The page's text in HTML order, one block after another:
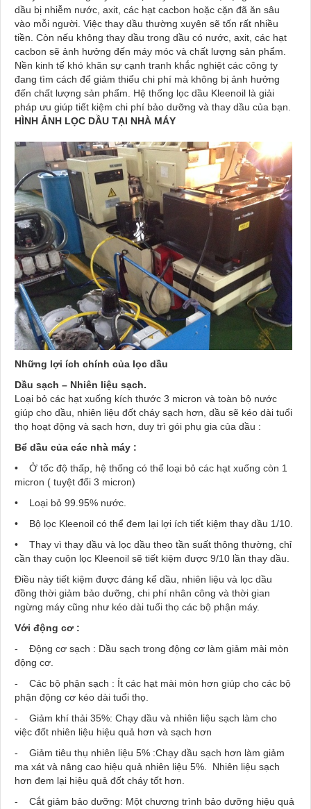
dầu bị nhiễm nước, axit, các hạt cacbon hoặc cặn đã ăn sâu
vào mỗi người. Việc thay dầu thường xuyên sẽ tốn rất nhiều
tiền. Còn nếu không thay dầu trong dầu có nước, axit, các hạt
cacbon sẽ ảnh hưởng đến máy móc và chất lượng sản phẩm.
Nền kinh tế khó khăn sự cạnh tranh khắc nghiệt các công ty
đang tìm cách để giảm thiểu chi phí mà không bị ảnh hưởng
đến chất lượng sản phẩm. Hệ thống lọc dầu Kleenoil là giải
pháp ưu giúp tiết kiệm chi phí bảo dưỡng và thay dầu của bạn.
HÌNH ẢNH LỌC DẦU TẠI NHÀ MÁY
Những lợi ích chính của lọc dầu
Dầu sạch – Nhiên liệu sạch.
Loại bỏ các hạt xuống kích thước 3 micron và toàn bộ nước
giúp cho dầu, nhiên liệu đốt cháy sạch hơn, dầu sẽ kéo dài tuổi
thọ hoạt động và sạch hơn, duy trì gói phụ gia của dầu :
Bể dầu của các nhà máy :
• Ở tốc độ thấp, hệ thống có thể loại bỏ các hạt xuống còn 1
micron ( tuyệt đối 3 micron)
• Loại bỏ 99.95% nước.
• Bộ lọc Kleenoil có thể đem lại lợi ích tiết kiệm thay dầu 1/10.
• Thay vì thay dầu và lọc dầu theo tần suất thông thường, chỉ
cần thay cuộn lọc Kleenoil sẽ tiết kiệm được 9/10 lần thay dầu.
Điều này tiết kiệm được đáng kể dầu, nhiên liệu và lọc dầu
đồng thời giảm bảo dưỡng, chi phí nhân công và thời gian
ngừng máy cũng như kéo dài tuổi thọ các bộ phận máy.
Với động cơ :
- Động cơ sạch : Dầu sạch trong động cơ làm giảm mài mòn
động cơ.
- Các bộ phận sạch : Ít các hạt mài mòn hơn giúp cho các bộ
phận động cơ kéo dài tuổi thọ.
- Giảm khí thải 35%: Chạy dầu và nhiên liệu sạch làm cho
việc đốt nhiên liệu hiệu quả hơn và sạch hơn
- Giảm tiêu thụ nhiên liệu 5% :Chạy dầu sạch hơn làm giảm
ma xát và nâng cao hiệu quả nhiên liệu 5%. Nhiên liệu sạch
hơn đem lại hiệu quả đốt cháy tốt hơn.
- Cắt giảm bảo dưỡng: Một chương trình bảo dưỡng hiệu quả